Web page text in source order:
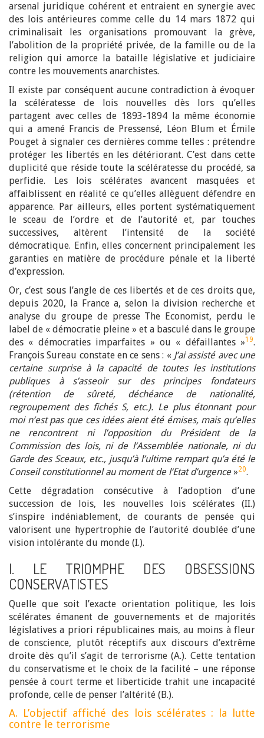
arsenal juridique cohérent et entraient en synergie avec
des lois antérieures comme celle du 14 mars 1872 qui
criminalisait les organisations promouvant la grève,
l’abolition de la propriété privée, de la famille ou de la
religion qui amorce la bataille législative et judiciaire
contre les mouvements anarchistes.
Il existe par conséquent aucune contradiction à évoquer
la scélératesse de lois nouvelles dès lors qu’elles
partagent avec celles de 1893-1894 la même économie
qui a amené Francis de Pressensé, Léon Blum et Émile
Pouget à signaler ces dernières comme telles : prétendre
protéger les libertés en les détériorant. C’est dans cette
duplicité que réside toute la scélératesse du procédé, sa
perfidie. Les lois scélérates avancent masquées et
affaiblissent en réalité ce qu’elles allèguent défendre en
apparence. Par ailleurs, elles portent systématiquement
le sceau de l’ordre et de l’autorité et, par touches
successives, altèrent l’intensité de la société
démocratique. Enfin, elles concernent principalement les
garanties en matière de procédure pénale et la liberté
d’expression.
Or, c’est sous l’angle de ces libertés et de ces droits que,
depuis 2020, la France a, selon la division recherche et
analyse du groupe de presse The Economist, perdu le
label de « démocratie pleine » et a basculé dans le groupe
des « démocraties imparfaites » ou « défaillantes »19.
François Sureau constate en ce sens : « J’ai assisté avec une
certaine surprise à la capacité de toutes les institutions
publiques à s’asseoir sur des principes fondateurs
(rétention de sûreté, déchéance de nationalité,
regroupement des fichés S, etc.). Le plus étonnant pour
moi n’est pas que ces idées aient été émises, mais qu’elles
ne rencontrent ni l’opposition du Président de la
Commission des lois, ni de l’Assemblée nationale, ni du
Garde des Sceaux, etc., jusqu’à l’ultime rempart qu’a été le
Conseil constitutionnel au moment de l’Etat d’urgence»20.
Cette dégradation consécutive à l’adoption d’une
succession de lois, les nouvelles lois scélérates (II.)
s’inspire indéniablement, de courants de pensée qui
valorisent une hypertrophie de l’autorité doublée d’une
vision intolérante du monde (I.).
I. LE TRIOMPHE DES OBSESSIONS
CONSERVATISTES
Quelle que soit l’exacte orientation politique, les lois
scélérates émanent de gouvernements et de majorités
législatives a priori républicaines mais, au moins à fleur
de conscience, plutôt réceptifs aux discours d’extrême
droite dès qu’il s’agit de terrorisme (A.). Cette tentation
du conservatisme et le choix de la facilité – une réponse
pensée à court terme et liberticide trahit une incapacité
profonde, celle de penser l’altérité (B.).
A. L’objectif affiché des lois scélérates : la lutte
contre le terrorisme